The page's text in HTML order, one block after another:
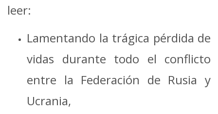
leer:
Lamentando la trágica pérdida de
vidas durante todo el conflicto
entre la Federación de Rusia y
Ucrania,